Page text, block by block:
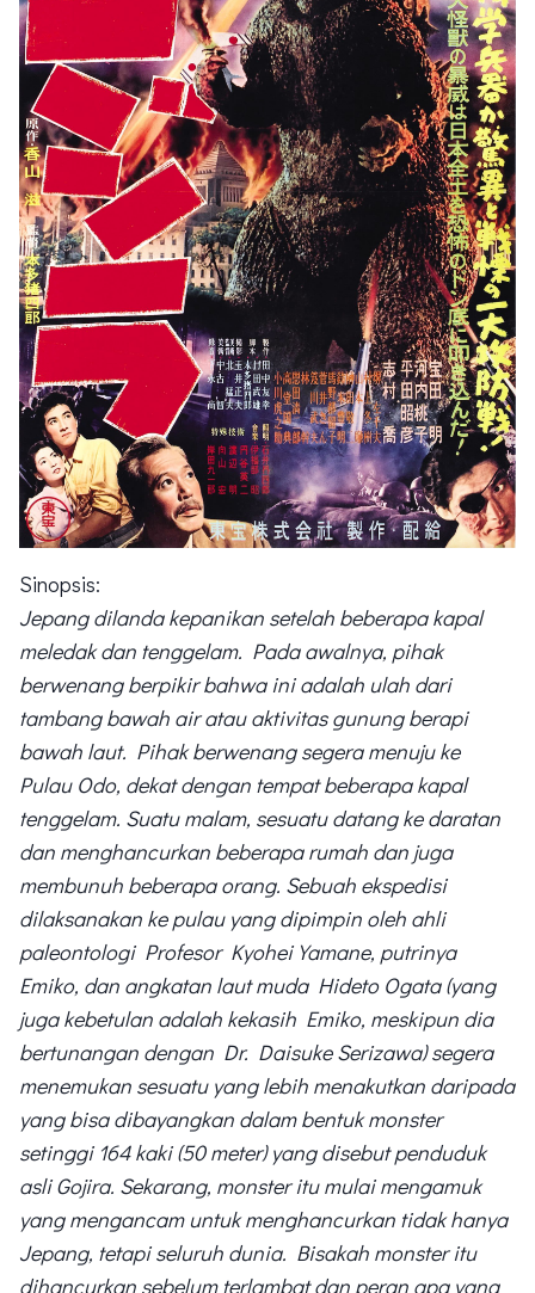
Sinopsis:
Jepang dilanda kepanikan setelah beberapa kapal
meledak dan tenggelam. Pada awalnya, pihak
berwenang berpikir bahwa ini adalah ulah dari
tambang bawah air atau aktivitas gunung berapi
bawah laut. Pihak berwenang segera menuju ke
Pulau Odo, dekat dengan tempat beberapa kapal
tenggelam. Suatu malam, sesuatu datang ke daratan
dan menghancurkan beberapa rumah dan juga
membunuh beberapa orang. Sebuah ekspedisi
dilaksanakan ke pulau yang dipimpin oleh ahli
paleontologi Profesor Kyohei Yamane, putrinya
Emiko, dan angkatan laut muda Hideto Ogata (yang
juga kebetulan adalah kekasih Emiko, meskipun dia
bertunangan dengan Dr. Daisuke Serizawa) segera
menemukan sesuatu yang lebih menakutkan daripada
yangbisadibayangkan dalam bentuk monster
setinggi 164 kaki (50 meter) yang disebut penduduk
asli Gojira. Sekarang, monster itu mulai mengamuk
yang mengancam untuk menghancurkan tidak hanya
Jepang, tetapi seluruh dunia. Bisakah monster itu
dihancurkan sebelum terlambat dan peran apa yang